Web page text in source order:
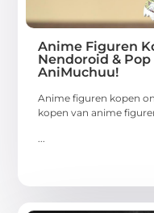
Anime Figuren
Nendoroid &
AniMuchuu!
Anime figuren kopen
kopen van anime
...